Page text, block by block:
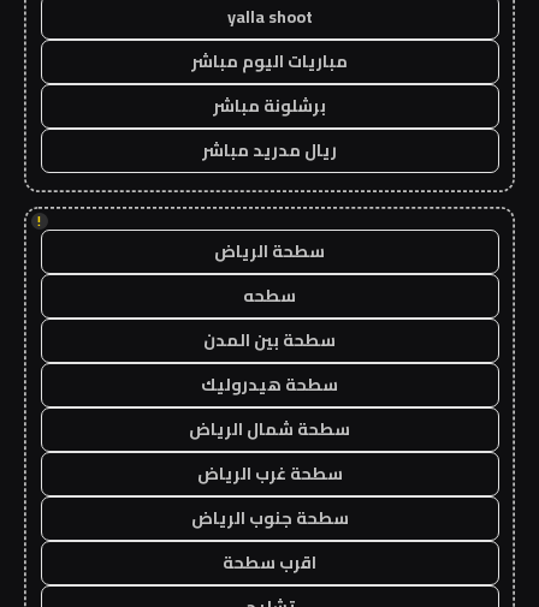
yalla shoot
مباريات اليوم مباشر
برشلونة مباشر
ريال مدريد مباشر
!
سطحة الرياض
سطحه
سطحة بين المدن
سطحة هيدروليك
سطحة شمال الرياض
سطحة غرب الرياض
سطحة جنوب الرياض
اقرب سطحة